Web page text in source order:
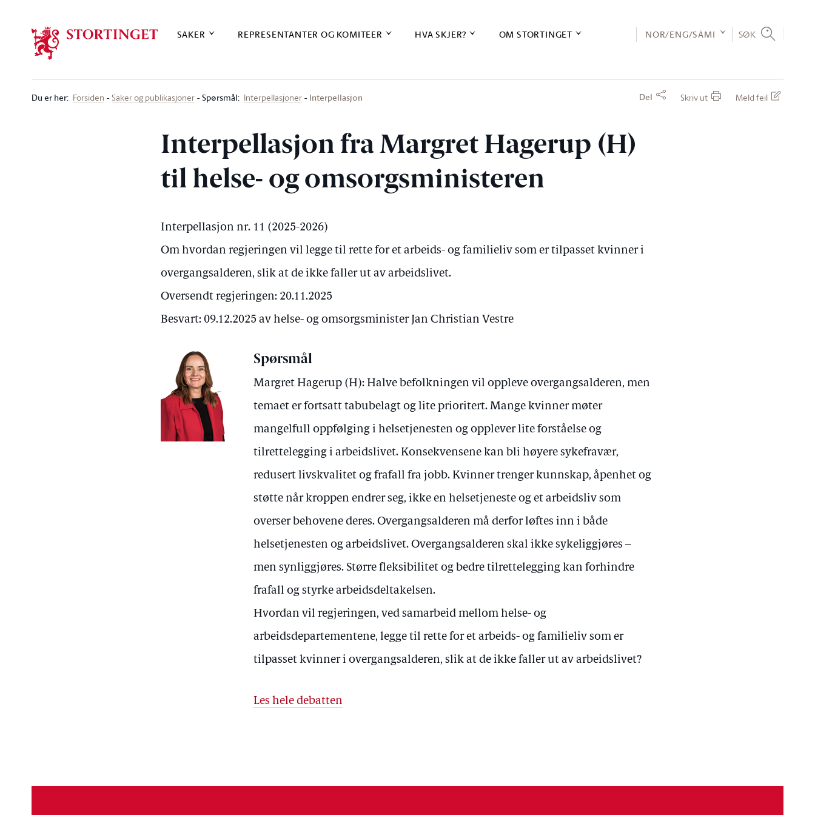
SAKER REPRESENTANTER OG KOMITEER HVA SKJER? OM STORTINGET NOR/ENG/SÁMI SØK
Du er her: Forsiden Saker og publikasjoner Spørsmål: Interpellasjoner Interpellasjon Del Skriv ut Meld feil
Interpellasjon fra Margret Hagerup (H)
til helse- og omsorgsministeren
Interpellasjon nr. 11 (2025-2026)
Om hvordan regjeringen vil legge til rette for et arbeids- og familieliv som er tilpasset kvinner i
overgangsalderen, slik at de ikke faller ut av arbeidslivet.
Oversendt regjeringen: 20.11.2025
Besvart: 09.12.2025 av helse- og omsorgsminister Jan Christian Vestre
Spørsmål
Margret Hagerup (H): Halve befolkningen vil oppleve overgangsalderen, men
temaet er fortsatt tabubelagt og lite prioritert. Mange kvinner møter
mangelfull oppfølging i helsetjenesten og opplever lite forståelse og
tilrettelegging i arbeidslivet. Konsekvensene kan bli høyere sykefravær,
redusert livskvalitet og frafall fra jobb. Kvinner trenger kunnskap, åpenhet og
støtte når kroppen endrer seg, ikke en helsetjeneste og et arbeidsliv som
overser behovene deres. Overgangsalderen må derfor løftes inn i både
helsetjenesten og arbeidslivet. Overgangsalderen skal ikke sykeliggjøres –
men synliggjøres. Større fleksibilitet og bedre tilrettelegging kan forhindre
frafall og styrke arbeidsdeltakelsen.
Hvordan vil regjeringen, ved samarbeid mellom helse- og
arbeidsdepartementene, legge til rette for et arbeids- og familieliv som er
tilpasset kvinner i overgangsalderen, slik at de ikke faller ut av arbeidslivet?
Les hele debatten